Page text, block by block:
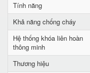
Tính năng
Khả năng chống cháy
Hệ thống khóa liên hoàn
thông minh
Thương hiệu